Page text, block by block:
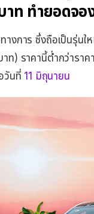
ท ทำยอดจอ
างการ ซึ่งถือเป็นรุ่น
) ราคานี้ต่ำกว่ารา
วันที่ 11 มิถุนายน